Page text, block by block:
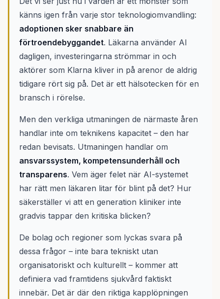
känns igen från varje stor teknologiomvandling:
adoptionen sker snabbare än
förtroendebyggandet. Läkarna använder AI
dagligen, investeringarna strömmar in och
aktörer som Klarna kliver in på arenor de aldrig
tidigare rört sig på. Det är ett hälsotecken för en
bransch i rörelse.
Men den verkliga utmaningen de närmaste åren
handlar inte om teknikens kapacitet – den har
redan bevisats. Utmaningen handlar om
ansvarssystem, kompetensunderhåll och
transparens. Vem äger felet när AI-systemet
har rätt men läkaren litar för blint på det? Hur
säkerställer vi att en generation kliniker inte
gradvis tappar den kritiska blicken?
De bolag och regioner som lyckas svara på
dessa frågor – inte bara tekniskt utan
organisatoriskt och kulturellt – kommer att
definiera vad framtidens sjukvård faktiskt
innebär. Det är där den riktiga kapplöpningen